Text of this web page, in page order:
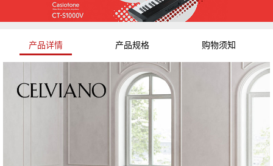
产品详情 产品规格 购物须知